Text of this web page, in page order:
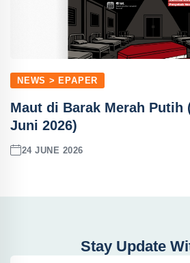
NEWS > EPAPER
Maut di Barak Merah Putih
Juni 2026)
24 JUNE 2026
Stay Update